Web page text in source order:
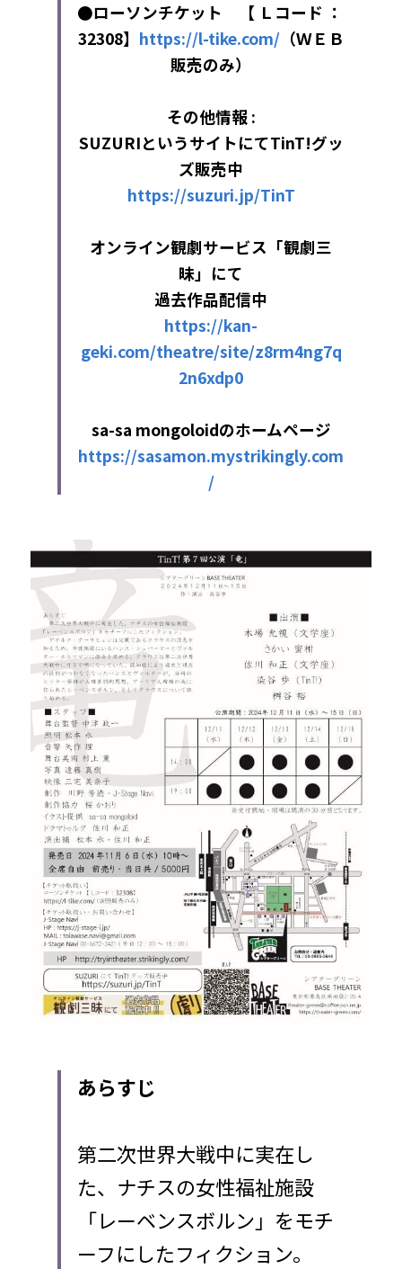
●ローソンチケット　【 Ｌコード ：
32308】 https://l-tike.com/（ＷＥＢ
販売のみ）
その他情報 :
SUZURIというサイトにてTinT!グッ
ズ販売中
https://suzuri.jp/TinT
オンライン観劇サービス「観劇三
昧」にて
過去作品配信中
https://kan-
geki.com/theatre/site/z8rm4ng7q
2n6xdp0
sa-sa mongoloidのホームページ
https://sasamon.mystrikingly.com
/
あらすじ
第二次世界大戦中に実在し
た、ナチスの女性福祉施設
「レーベンスボルン」をモチ
ーフにしたフィクション。